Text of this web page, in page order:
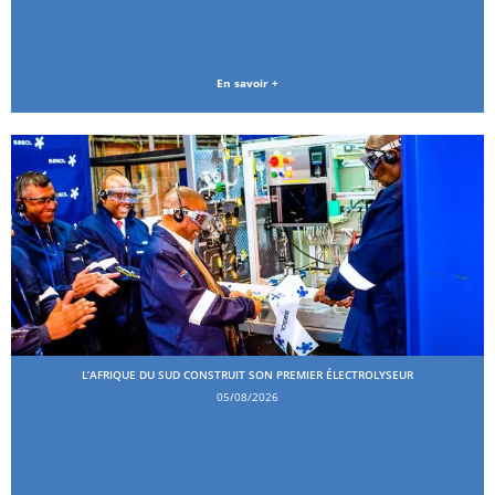
En savoir +
L’AFRIQUE DU SUD CONSTRUIT SON PREMIER ÉLECTROLYSEUR
05/08/2026